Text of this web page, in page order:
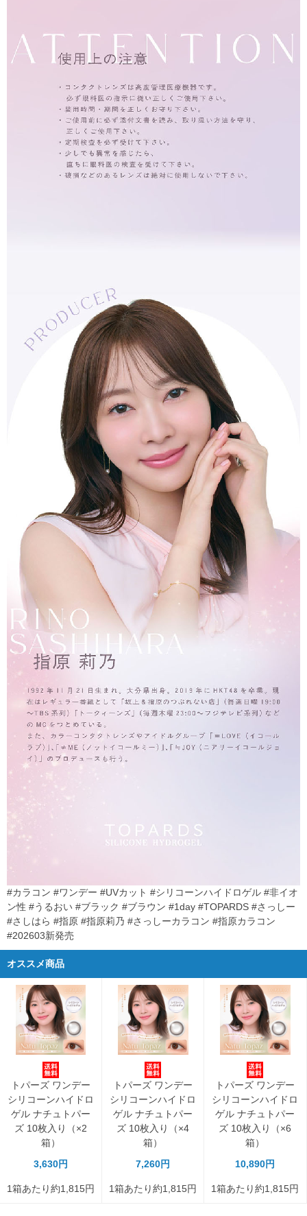
#カラコン #ワンデー #UVカット #シリコーンハイドロゲル #非イオ
ン性 #うるおい #ブラック #ブラウン #1day #TOPARDS #さっしー
#さしはら #指原 #指原莉乃 #さっしーカラコン #指原カラコン
#202603新発売
オススメ商品
トパーズ ワンデー
シリコーンハイドロ
ゲル ナチュトパー
ズ 10枚入り（×2
箱）
3,630円
1箱あたり約1,815円
トパーズ ワンデー
シリコーンハイドロ
ゲル ナチュトパー
ズ 10枚入り（×4
箱）
7,260円
1箱あたり約1,815円
トパーズ ワンデー
シリコーンハイドロ
ゲル ナチュトパー
ズ 10枚入り（×6
箱）
10,890円
1箱あたり約1,815円